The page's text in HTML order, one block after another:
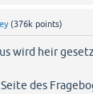
(376k points)
wird heir
des